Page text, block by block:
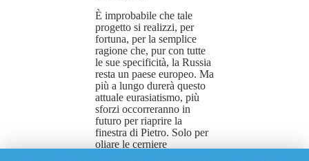
È improbabile che tale
progetto si realizzi, per
fortuna, per la semplice
ragione che, pur con tutte
le sue specificità, la Russia
resta un paese europeo. Ma
più a lungo durerà questo
attuale eurasiatismo, più
sforzi occorreranno in
futuro per riaprire la
finestra di Pietro. Solo per
oliare le cerniere